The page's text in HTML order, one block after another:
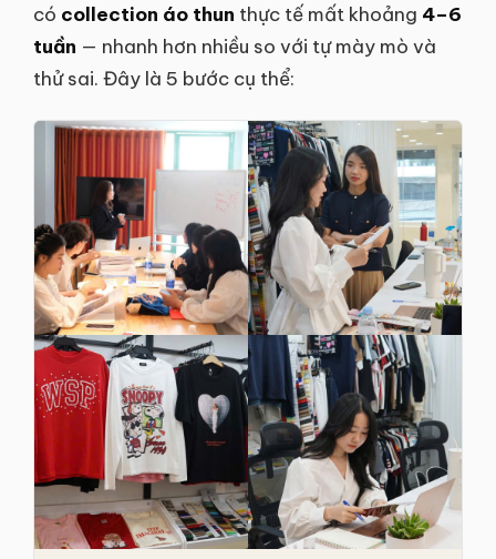
có collection áo thun thực tế mất khoảng 4–6
tuần — nhanh hơn nhiều so với tự mày mò và
thử sai. Đây là 5 bước cụ thể: